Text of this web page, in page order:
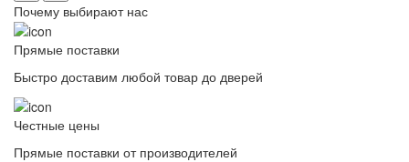
Почему выбирают нас
Прямые поставки
Быстро доставим любой товар до дверей
Честные цены
Прямые поставки от производителей